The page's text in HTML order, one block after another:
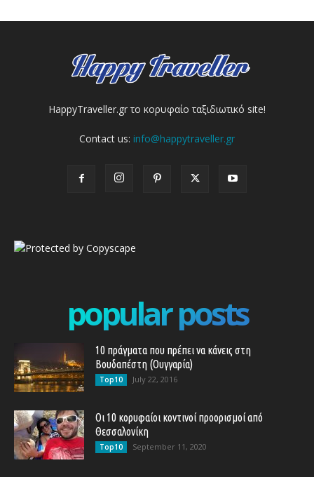
HappyTraveller.gr το κορυφαίο ταξιδιωτικό site!
Contact us: info@happytraveller.gr
popular posts
10 πράγματα που πρέπει να κάνεις στη
Βουδαπέστη (Ουγγαρία)
Top10 July 22, 2016
Οι 10 κορυφαίοι κοντινοί προορισμοί από
Θεσσαλονίκη
Top10 September 11, 2020